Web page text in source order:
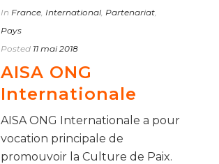
In France International Partenariat
Pays
Posted 11 mai 2018
AISA ONG
Internationale
AISA ONG Internationale a pour
vocation principale de
promouvoir la Culture de Paix.